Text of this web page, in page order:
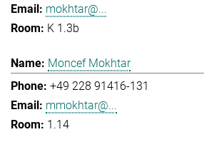
mokhtar@...
K 1.3b
Moncef Mokhtar
+49 228 91416-131
mmokhtar@...
1.14